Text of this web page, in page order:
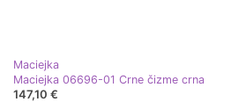
Maciejka
Maciejka 06696-01 Crne čizme crna
147,10 €